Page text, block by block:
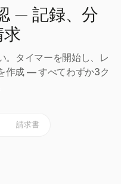
— 記録、分
求
。タイマーを開始し、レ
作成 — すべてわずか3ク
請求書